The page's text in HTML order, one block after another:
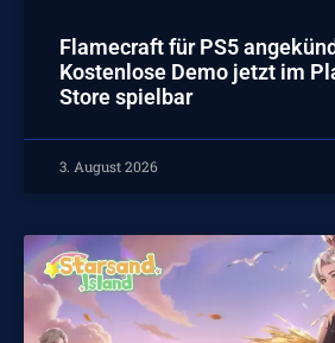
Flamecraft für PS5
Kostenlose Demo jetzt im
Store spielbar
3. August 2026